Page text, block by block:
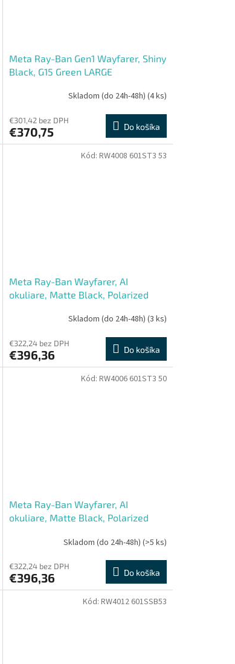
Meta Ray-Ban Gen1 Wayfarer, Shiny
Black, G15 Green LARGE
Skladom (do 24h-48h) (4 ks)
€301,42 bez DPH
€370,75 Do košíka
Meta Ray-Ban Wayfarer, AI
okuliare, Matte Black, Polarized
Skladom (do 24h-48h) (3 ks)
€322,24 bez DPH
€396,36 Do košíka
Kód: RW4008 601ST3 53
Meta Ray-Ban Wayfarer, AI
okuliare, Matte Black, Polarized
Skladom (do 24h-48h) (>5 ks)
€322,24 bez DPH
€396,36 Do košíka
Kód: RW4006 601ST3 50
Kód: RW4012 601SSB53